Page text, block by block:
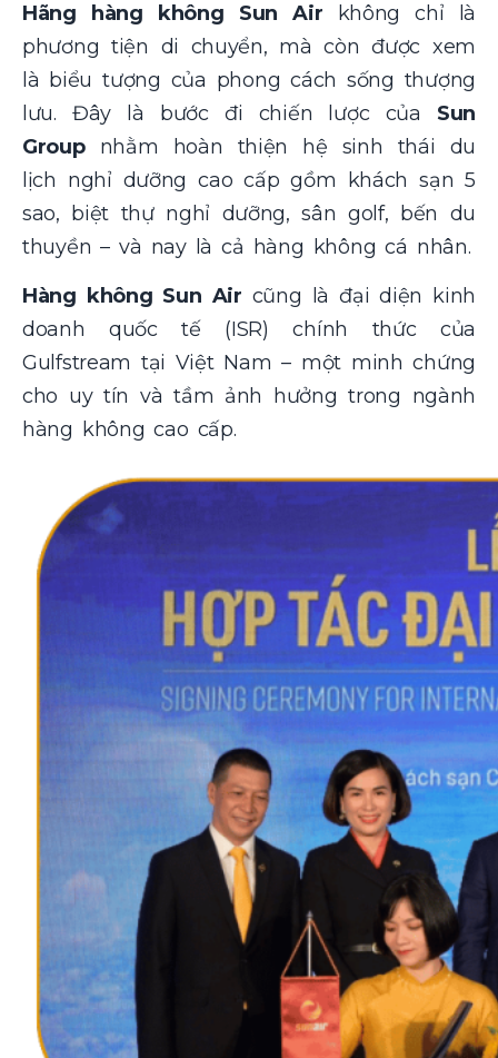
Hãng hàng không Sun Air không chỉ là
phương tiện di chuyển, mà còn được xem
là biểu tượng của phong cách sống thượng
lưu. Đây là bước đi chiến lược của Sun
Groupnhằm hoàn thiện hệ sinh thái du
lịch nghỉ dưỡng cao cấp gồm khách sạn 5
sao, biệt thự nghỉ dưỡng, sân golf, bến du
thuyền – và nay là cả hàng không cá nhân.
Hàng không Sun Air cũng là đại diện kinh
doanh quốc tế (ISR) chính thức của
Gulfstream tại Việt Nam – một minh chứng
cho uy tín và tầm ảnh hưởng trong ngành
hàng không cao cấp.